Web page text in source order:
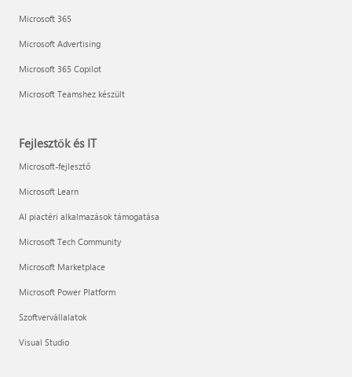
Microsoft 365
Microsoft Advertising
Microsoft 365 Copilot
Microsoft Teamshez készült
Fejlesztők és IT
Microsoft-fejlesztő
Microsoft Learn
AI piactéri alkalmazások támogatása
Microsoft Tech Community
Microsoft Marketplace
Microsoft Power Platform
Szoftvervállalatok
Visual Studio